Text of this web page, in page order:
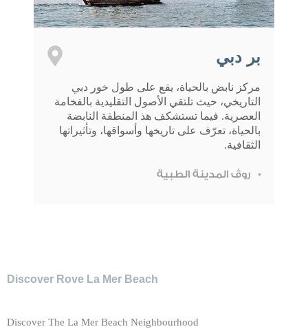
بر دبي
مركز نابض بالحياة، يقع على طول خور دبي
التاريخي، حيث تلتقي الأصول التقليدية بالفخامة
العصرية. فيما تستشكف هذ المنطقة النابضة
بالحياة، تعرّف على تاريخها وأسواقها، وتأثيراتها
الثقافية.
روڤ المدينة الطبية
Discover Rove La Mer Beach
Discover The La Mer Beach Neighbourhood